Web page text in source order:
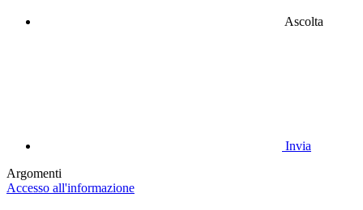
Ascolta
Invia
Argomenti
Accesso all'informazione